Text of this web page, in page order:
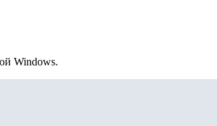
Windows.